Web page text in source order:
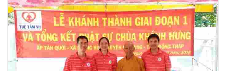
25/9/2017... ...